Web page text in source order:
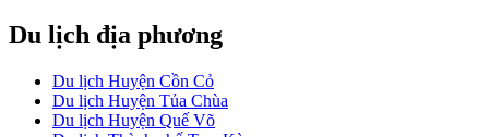
Du lịch địa phương
Du lịch Huyện Cồn Cỏ
Du lịch Huyện Tủa Chùa
Du lịch Huyện Quế Võ